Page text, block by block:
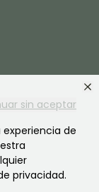
sin aceptar
de
privacidad.